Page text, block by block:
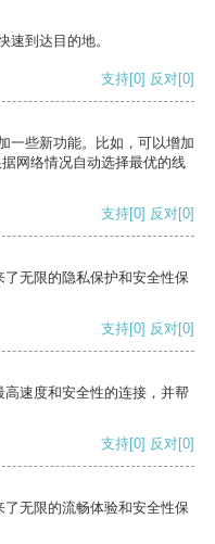
速到达目的地。
支持[0] 反对[0]
一些新功能。比如，可以增加
网络情况自动选择最优的线
支持[0] 反对[0]
无限的隐私保护和安全性保
支持[0] 反对[0]
速度和安全性的连接，并帮
支持[0] 反对[0]
无限的流畅体验和安全性保